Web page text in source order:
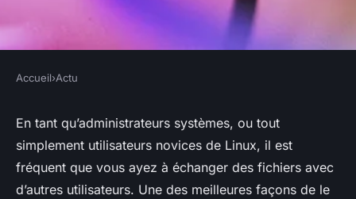
Comment configurer et
sécuriser un serveur FTP sous
Linux?
Accueil›Actu
En tant qu’administrateurs systèmes, ou tout
simplement utilisateurs novices de Linux, il est
fréquent que vous ayez à échanger des fichiers avec
d’autres utilisateurs. Une des meilleures façons de le